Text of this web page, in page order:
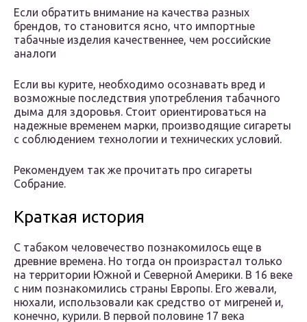
Если обратить внимание на качества разных
брендов, то становится ясно, что импортные
табачные изделия качественнее, чем российские
аналоги
Если вы курите, необходимо осознавать вред и
возможные последствия употребления табачного
дыма для здоровья. Стоит ориентироваться на
надежные временем марки, производящие сигареты
с соблюдением технологии и технических условий.
Рекомендуем так же прочитать про сигареты
Собрание.
Краткая история
С табаком человечество познакомилось еще в
древние времена. Но тогда он произрастал только
на территории Южной и Северной Америки. В 16 веке
с ним познакомились страны Европы. Его жевали,
нюхали, использовали как средство от мигреней и,
конечно, курили. В первой половине 17 века